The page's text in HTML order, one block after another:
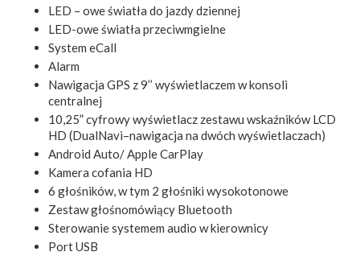
LED – owe światła do jazdy dziennej
LED-owe światła przeciwmgielne
System eCall
Alarm
Nawigacja GPS z 9’’ wyświetlaczem w konsoli
centralnej
10,25” cyfrowy wyświetlacz zestawu wskaźników LCD
HD (DualNavi–nawigacja na dwóch wyświetlaczach)
Android Auto/ Apple CarPlay
Kamera cofania HD
6 głośników, w tym 2 głośniki wysokotonowe
Zestaw głośnomówiący Bluetooth
Sterowanie systemem audio w kierownicy
Port USB